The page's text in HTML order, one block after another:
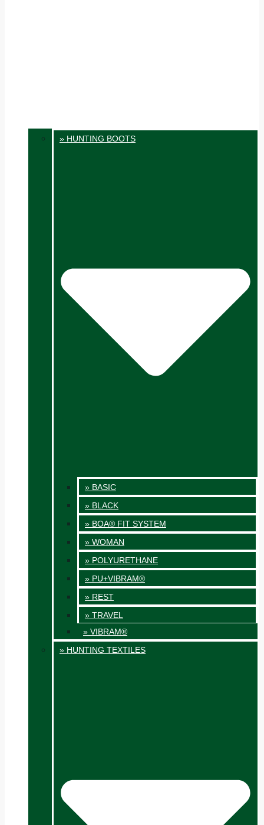
» HUNTING BOOTS
» BASIC
» BLACK
» BOA® FIT SYSTEM
» WOMAN
» POLYURETHANE
» PU+VIBRAM®
» REST
» TRAVEL
» VIBRAM®
» HUNTING TEXTILES